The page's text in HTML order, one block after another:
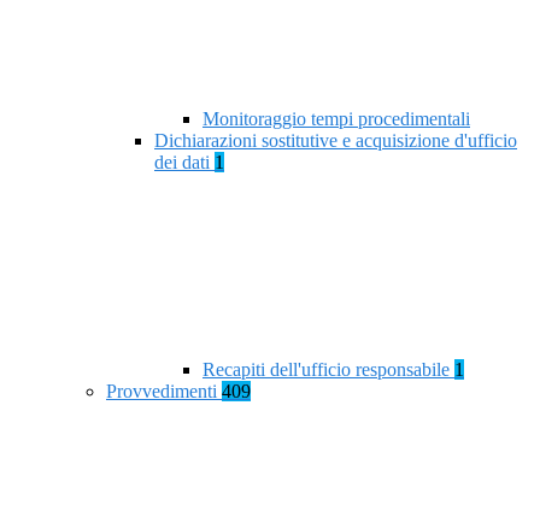
Monitoraggio tempi procedimentali
Dichiarazioni sostitutive e acquisizione d'ufficio
dei dati 1
Recapiti dell'ufficio responsabile 1
Provvedimenti 409